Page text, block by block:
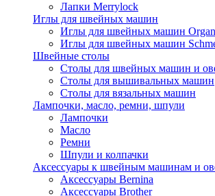
Лапки Merrylock
Иглы для швейных машин
Иглы для швейных машин Organ
Иглы для швейных машин
Швейные столы
Столы для швейных машин и
Столы для вышивальных машин
Столы для вязальных машин
Лампочки, масло, ремни, шпули
Лампочки
Масло
Ремни
Шпули и колпачки
Аксессуары к швейным машинам и
Аксессуары Bernina
Аксессуары Brother